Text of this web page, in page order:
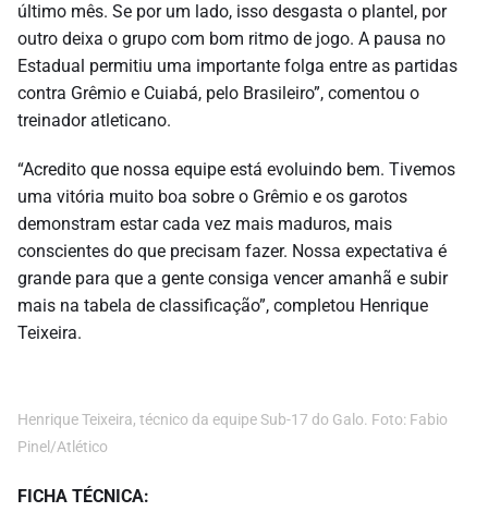
último mês. Se por um lado, isso desgasta o plantel, por
outro deixa o grupo com bom ritmo de jogo. A pausa no
Estadual permitiu uma importante folga entre as partidas
contra Grêmio e Cuiabá, pelo Brasileiro”, comentou o
treinador atleticano.
“Acredito que nossa equipe está evoluindo bem. Tivemos
uma vitória muito boa sobre o Grêmio e os garotos
demonstram estar cada vez mais maduros, mais
conscientes do que precisam fazer. Nossa expectativa é
grande para que a gente consiga vencer amanhã e subir
mais na tabela de classificação”, completou Henrique
Teixeira.
Henrique Teixeira, técnico da equipe Sub-17 do Galo. Foto: Fabio
Pinel/Atlético
FICHA TÉCNICA: